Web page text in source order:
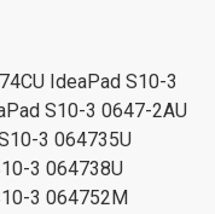
IdeaPad S10-3
S10-3 0647-2AU
3 064735U
3 064738U
3 064752M